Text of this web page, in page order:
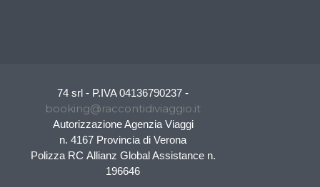
74 srl - P.IVA 04136790237 -
booking@raccontidiviaggio.it
Autorizzazione Agenzia Viaggi
n. 4167 Provincia di Verona
Polizza RC Allianz Global Assistance n.
196646